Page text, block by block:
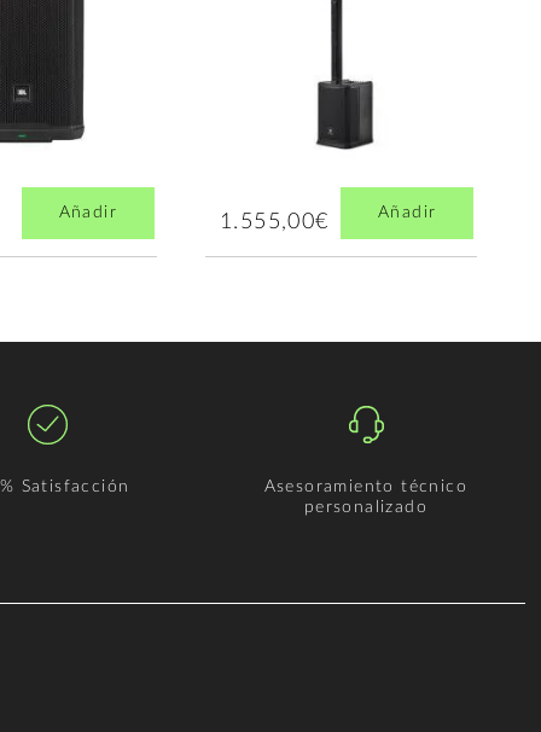
Añadir 1.555,00€ Añadir
Satisfacción
Asesoramiento técnico
personalizado